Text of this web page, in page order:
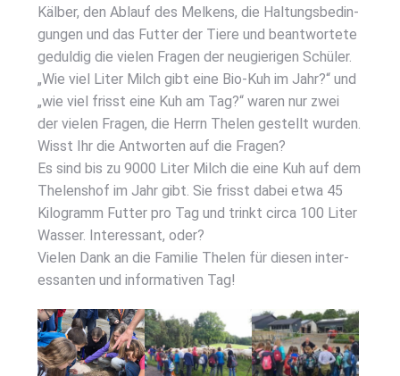
Käl­ber, den Ablauf des Mel­kens, die Hal­tungs­be­din­
gun­gen und das Fut­ter der Tie­re und beant­wor­te­te
gedul­dig die vie­len Fra­gen der neu­gie­ri­gen Schü­ler.
„Wie viel Liter Milch gibt eine Bio-Kuh im Jahr?“ und
„wie viel frisst eine Kuh am Tag?“ waren nur zwei
der vie­len Fra­gen, die Herrn The­len gestellt wur­den.
Wisst Ihr die Ant­wor­ten auf die Fra­gen?
Es sind bis zu 9000 Liter Milch die eine Kuh auf dem
The­len­s­hof im Jahr gibt. Sie frisst dabei etwa 45
Kilo­gramm Fut­ter pro Tag und trinkt cir­ca 100 Liter
Was­ser. Inter­es­sant, oder?
Vie­len Dank an die Fami­lie The­len für die­sen inter­
es­san­ten und infor­ma­ti­ven Tag!